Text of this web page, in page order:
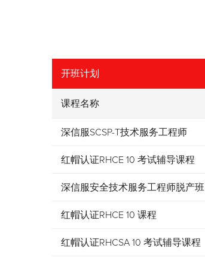
开班计划
课程名称
深信服SCSP-T技术服务工程师
红帽认证RHCE 10 考试辅导课程
深信服安全技术服务工程师脱产班
红帽认证RHCE 10 课程
红帽认证RHCSA 10 考试辅导课程